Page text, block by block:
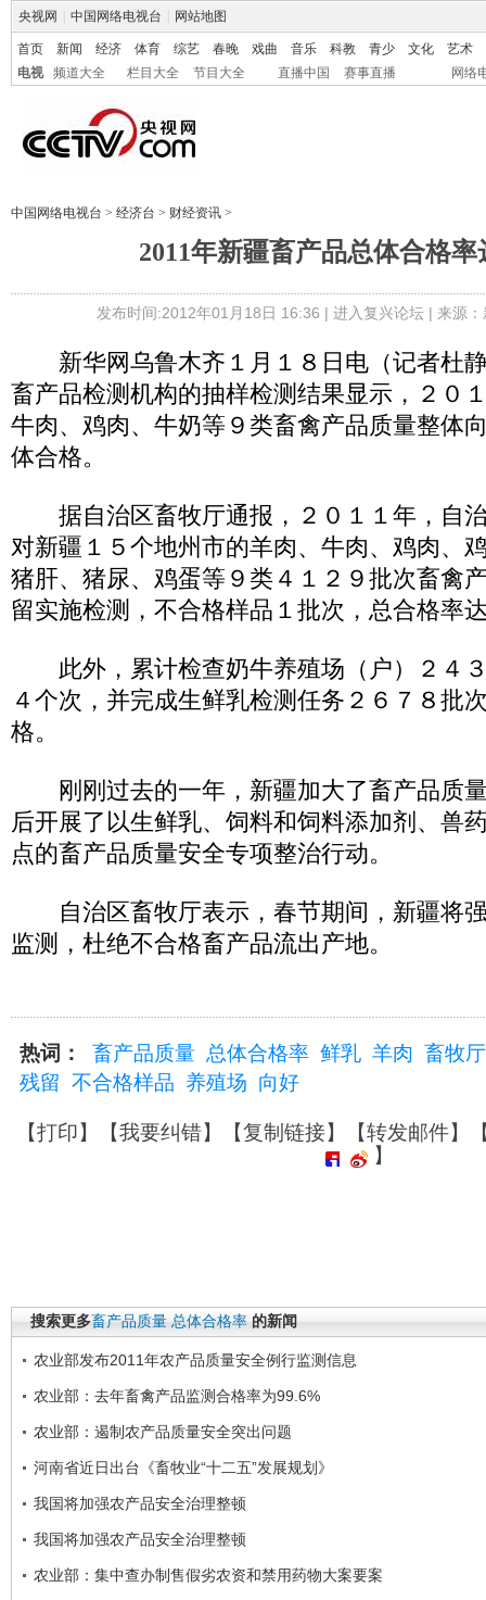
央视网 中国网络电视台 网站地图
首页 新闻 经济 体育 综艺 春晚 戏曲 音乐 科教 青少 文化
艺术
电视
频道大全 栏目大全 节目大全 直播中国 赛事直播 网络
中国网络电视台 > 经济台 > 财经资讯 >
2011年新疆畜产品总体合格率
发布时间:2012年01月18日 16:36 | 进入复兴论坛| 来源
新华网乌鲁木齐１月１８日电（记者杜
畜产品检测机构的抽样检测结果显示，２０
牛肉、鸡肉、牛奶等９类畜禽产品质量整体
体合格。
据自治区畜牧厅通报，２０１１年，自
对新疆１５个地州市的羊肉、牛肉、鸡肉、
猪肝、猪尿、鸡蛋等９类４１２９批次畜禽
留实施检测，不合格样品１批次，总合格率
此外，累计检查奶牛养殖场（户）２４
４个次，并完成生鲜乳检测任务２６７８批
格。
刚刚过去的一年，新疆加大了畜产品质
后开展了以生鲜乳、饲料和饲料添加剂、兽
点的畜产品质量安全专项整治行动。
自治区畜牧厅表示，春节期间，新疆将
监测，杜绝不合格畜产品流出产地。
热词： 畜产品质量 总体合格率 鲜乳 羊肉 畜牧厅
残留 不合格样品 养殖场 向好
【打印】【我要纠错】【复制链接】【转发邮件】
】
搜索更多畜产品质量 总体合格率 的新闻
农业部发布2011年农产品质量安全例行监测信息
农业部：去年畜禽产品监测合格率为99.6%
农业部：遏制农产品质量安全突出问题
河南省近日出台《畜牧业“十二五”发展规划》
我国将加强农产品安全治理整顿
我国将加强农产品安全治理整顿
农业部：集中查办制售假劣农资和禁用药物大案要案